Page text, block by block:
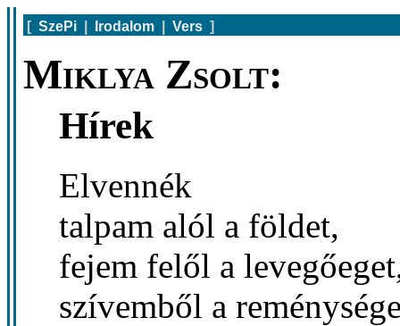
[ SzePi Irodalom Vers ]
Miklya Zsolt:
Hírek
Elvennék
talpam alól a földet,
fejem felől a
szívemből a